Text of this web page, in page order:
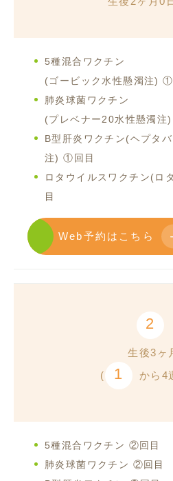
5種混合ワクチン
(ゴービック水性懸濁注) ①
肺炎球菌ワクチン
(プレベナー20水性懸濁注
B型肝炎ワクチン(ヘプタ
注) ①回目
ロタウイルスワクチン(ロ
目
Web予約はこちら
2
生後3ヶ
(
1 から4
5種混合ワクチン ②回目
肺炎球菌ワクチン ②回目